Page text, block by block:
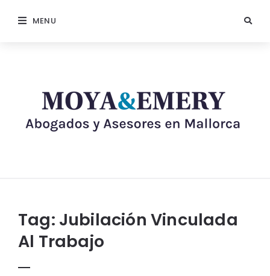
MENU
Tag: Jubilación Vinculada
Al Trabajo